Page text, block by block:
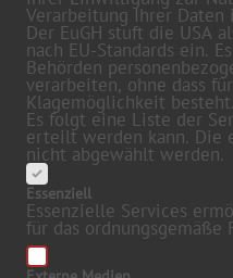
Verarbeitung Ihrer Daten
Der EuGH stuft die USA
nach EU-Standards ein.
Behörden
verarbeiten, ohne dass
Klagemöglichkeit besteht.
Es folgt eine Liste der
erteilt werden kann. Die
nicht abgewählt werden.
Essenziell
Essenzielle Services
für das